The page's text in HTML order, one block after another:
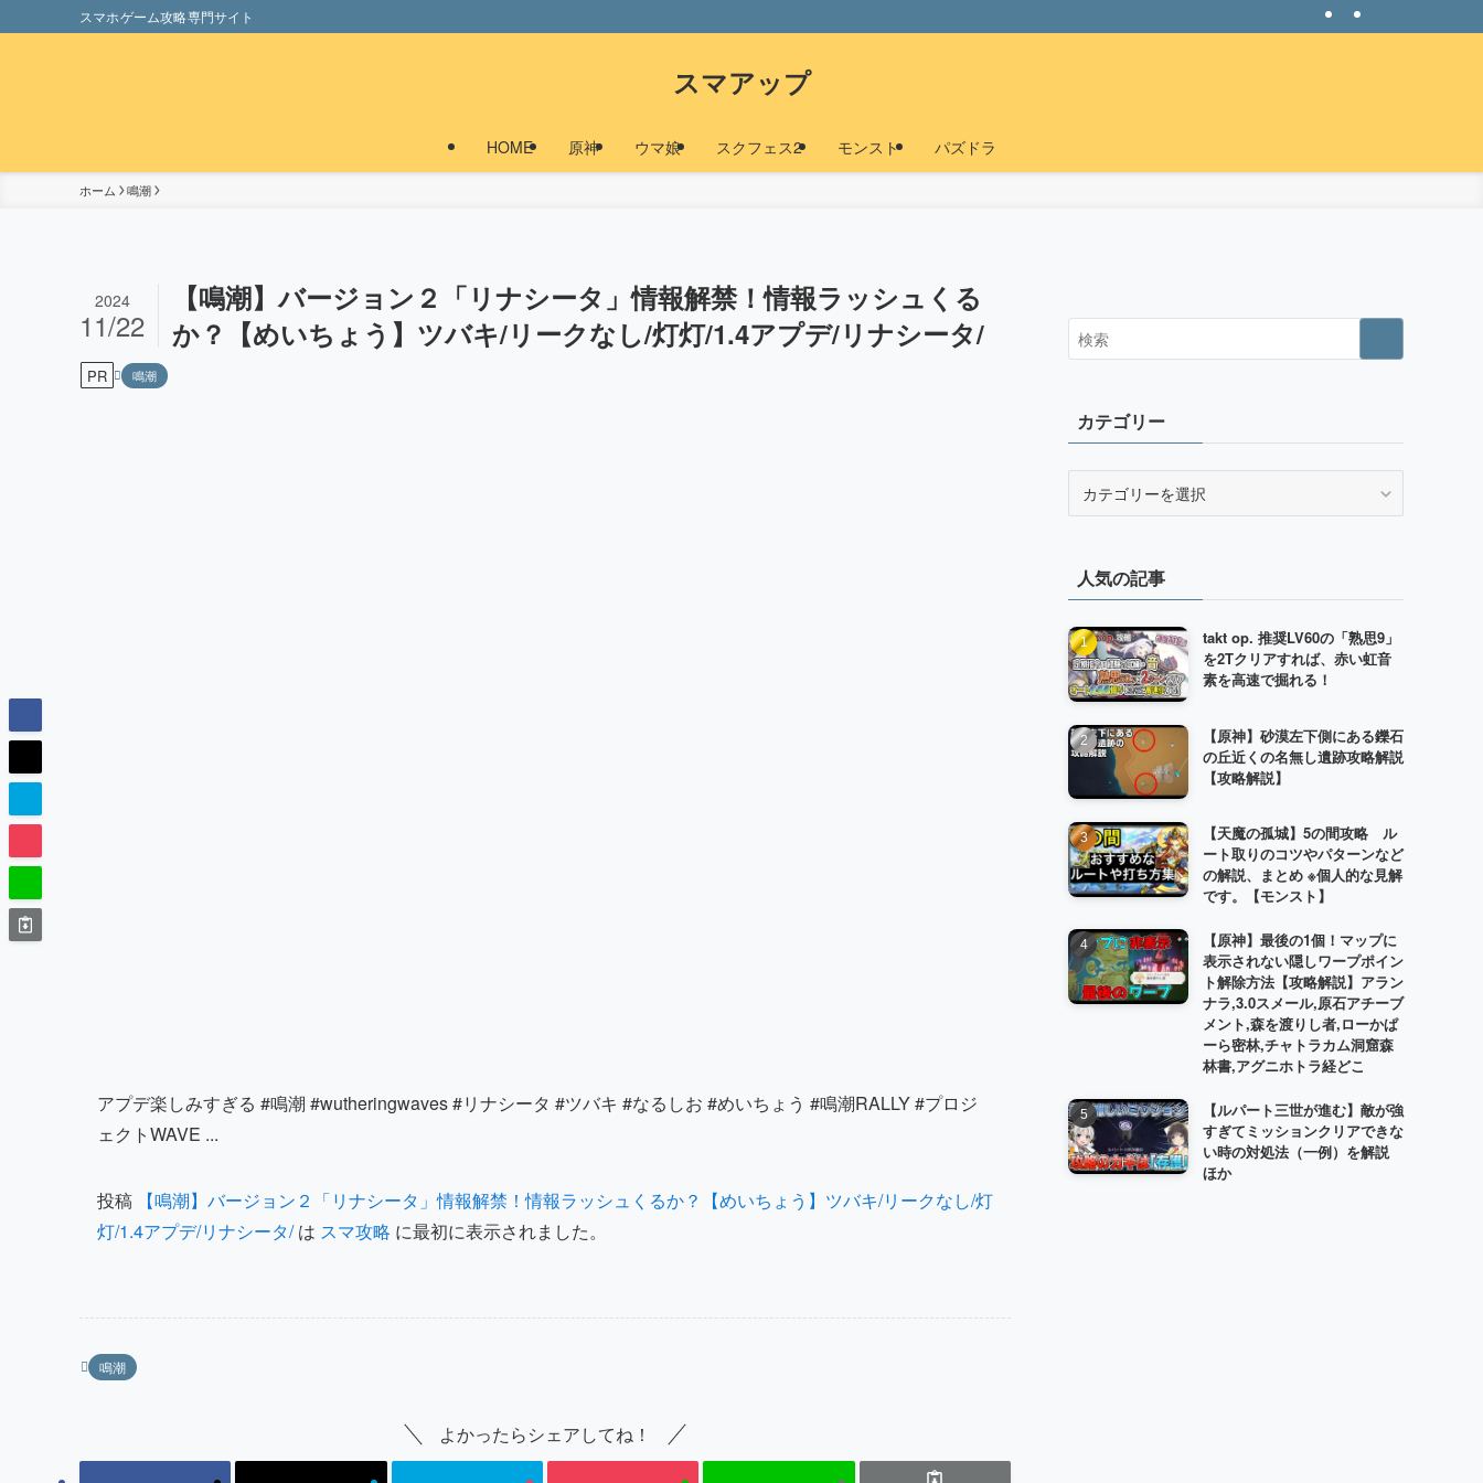
スマホゲーム攻略専門サイト
スマアップ
HOME 原神 ウマ娘 スクフェス2 モンスト パズドラ
ホーム 鳴潮
【鳴潮】バージョン２「リナシータ」情報解禁！情報ラッシュくる
か？【めいちょう】ツバキ/リークなし/灯灯/1.4アプデ/リナシータ/
2024
11/22
PR 鳴潮
アプデ楽しみすぎる #鳴潮 #wutheringwaves #リナシータ #ツバキ #なるしお #めいちょう #鳴潮RALLY #プロジ
ェクトWAVE ...
投稿
【鳴潮】バージョン２「リナシータ」情報解禁！情報ラッシュくるか？【めいちょう】ツバキ/リークなし/灯
灯/1.4アプデ/リナシータ/は スマ攻略 に最初に表示されました。
鳴潮
よかったらシェアしてね！
カテゴリー
ー人気の記事
takt op. 推奨LV60の「熟思9」
を2Tクリアすれば、赤い虹音
素を高速で掘れる！
【原神】砂漠左下側にある鑠石
の丘近くの名無し遺跡攻略解説
【攻略解説】
【天魔の孤城】5の間攻略 ル
ート取りのコツやパターンなど
の解説、まとめ ※個人的な見解
です。【モンスト】
【原神】最後の1個！マップに
表示されない隠しワープポイン
ト解除方法【攻略解説】アラン
ナラ,3.0スメール,原石アチーブ
メント,森を渡りし者,ローかぱ
ーら密林,チャトラカム洞窟森
林書,アグニホトラ経どこ
【ルパート三世が進む】敵が強
すぎてミッションクリアできな
い時の対処法（一例）を解説
ほか